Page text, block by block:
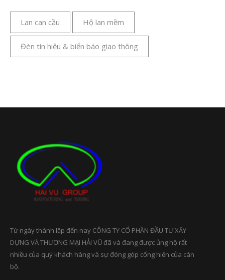
Lan can cầu Hộ lan mềm
Đèn tín hiệu & biển báo giao thông
Từ ngày thành lập đến nay CÔNG TY CỔ PHẦN ĐẦU TƯ XÂY
DỰNG VÀ THƯƠNG MẠI HẢI VŨ đã và đang được ủng hộ rất
nhiều của quý khách hàng và sự đóng góp cống hiến của cán
bộ.